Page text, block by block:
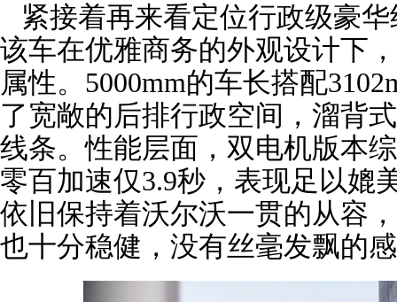
紧接着再来看定位行政级豪
该车在优雅商务的外观设计下
属性。5000mm的车长搭配
了宽敞的后排行政空间，溜背
线条。性能层面，双电机版本
零百加速仅3.9秒，表现足以媲
依旧保持着沃尔沃一贯的从容
也十分稳健，没有丝毫发飘的